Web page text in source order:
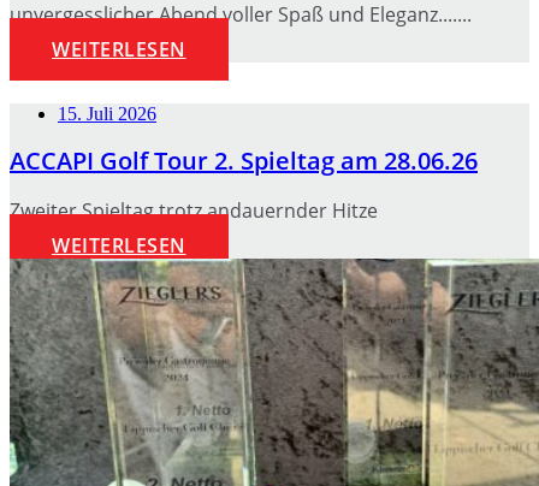
unvergesslicher Abend voller Spaß und Eleganz.......
WEITERLESEN
15. Juli 2026
ACCAPI Golf Tour 2. Spieltag am 28.06.26
Zweiter Spieltag trotz andauernder Hitze
WEITERLESEN